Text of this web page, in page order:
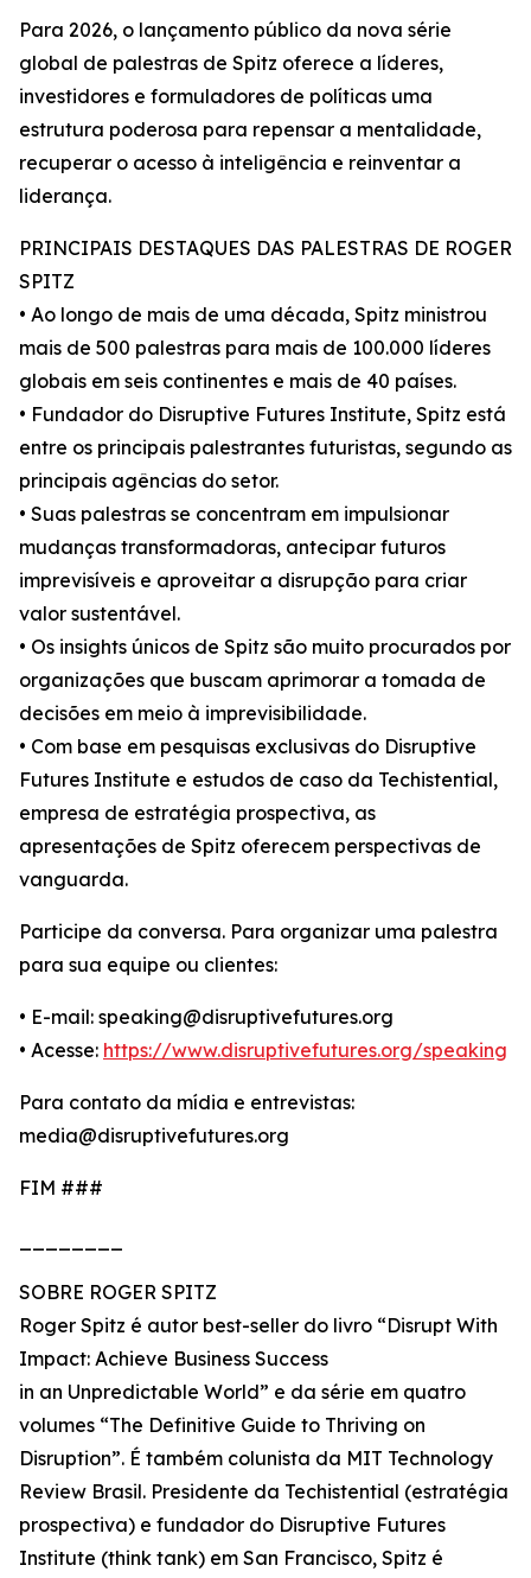
Para 2026, o lançamento público da nova série
global de palestras de Spitz oferece a líderes,
investidores e formuladores de políticas uma
estrutura poderosa para repensar a mentalidade,
recuperar o acesso à inteligência e reinventar a
liderança.
PRINCIPAIS DESTAQUES DAS PALESTRAS DE ROGER
SPITZ
• Ao longo de mais de uma década, Spitz ministrou
mais de 500 palestras para mais de 100.000 líderes
globais em seis continentes e mais de 40 países.
• Fundador do Disruptive Futures Institute, Spitz está
entre os principais palestrantes futuristas, segundo as
principais agências do setor.
• Suas palestras se concentram em impulsionar
mudanças transformadoras, antecipar futuros
imprevisíveis e aproveitar a disrupção para criar
valor sustentável.
• Os insights únicos de Spitz são muito procurados por
organizações que buscam aprimorar a tomada de
decisões em meio à imprevisibilidade.
• Com base em pesquisas exclusivas do Disruptive
Futures Institute e estudos de caso da Techistential,
empresa de estratégia prospectiva, as
apresentações de Spitz oferecem perspectivas de
vanguarda.
Participe da conversa. Para organizar uma palestra
para sua equipe ou clientes:
• E-mail: speaking@disruptivefutures.org
• Acesse: https://www.disruptivefutures.org/speaking
Para contato da mídia e entrevistas:
media@disruptivefutures.org
FIM ###
SOBRE ROGER SPITZ
Roger Spitz é autor best-seller do livro “Disrupt With
Impact: Achieve Business Success
in an Unpredictable World” e da série em quatro
volumes “The Definitive Guide to Thriving on
Disruption”. É também colunista da MIT Technology
Review Brasil. Presidente da Techistential (estratégia
prospectiva) e fundador do Disruptive Futures
Institute (think tank) em San Francisco, Spitz é